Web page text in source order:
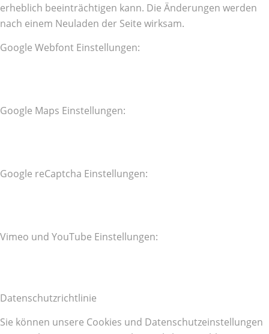
erheblich beeinträchtigen kann. Die Änderungen werden
nach einem Neuladen der Seite wirksam.
Google Webfont Einstellungen:
Google Maps Einstellungen:
Google reCaptcha Einstellungen:
Vimeo und YouTube Einstellungen:
Datenschutzrichtlinie
Sie können unsere Cookies und Datenschutzeinstellungen